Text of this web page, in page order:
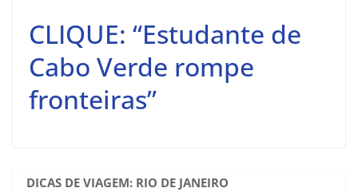
CLIQUE: “Estudante de
Cabo Verde rompe
fronteiras”
DICAS DE VIAGEM: RIO DE JANEIRO